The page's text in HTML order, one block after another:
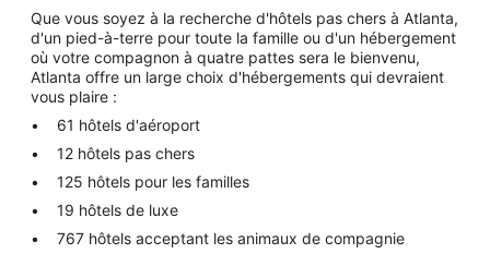
Que vous soyez à la recherche d'hôtels pas chers à Atlanta,
d'un pied-à-terre pour toute la famille ou d'un hébergement
où votre compagnon à quatre pattes sera le bienvenu,
Atlanta offre un large choix d'hébergements qui devraient
vous plaire :
61 hôtels d'aéroport
12 hôtels pas chers
125 hôtels pour les familles
19 hôtels de luxe
767 hôtels acceptant les animaux de compagnie